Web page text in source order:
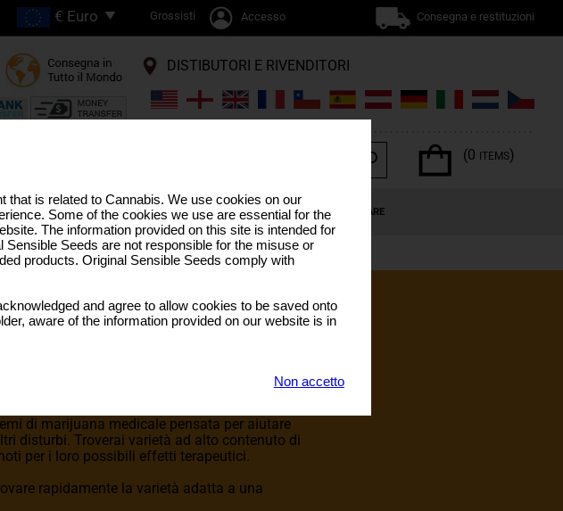
Grossisti Accesso Consegna e restituzioni
DISTIBUTORI E RIVENDITORI
(0 ITEMS)
SEMI SFUSI TERPENI DELLA CANNABIS OFFERTE SPECIALI CALENDARIO LUNARE
e pazienti che cercano un sollievo
– con alti livelli di THC e CBD – possa
di marijuana medicale pensata per aiutare
disturbi. Troverai varietà ad alto contenuto di
per i loro possibili effetti terapeutici.
rapidamente la varietà adatta a una
is related to Cannabis. We use cookies on our
Some of the cookies we use are essential for the
The information provided on this site is intended for
Seeds are not responsible for the misuse or
products. Original Sensible Seeds comply with
and agree to allow cookies to be saved onto
aware of the information provided on our website is in
Non accetto